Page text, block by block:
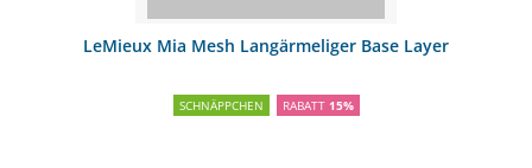
LeMieux Mia Mesh Langärmeliger Base Layer
SCHNÄPPCHEN RABATT 15%